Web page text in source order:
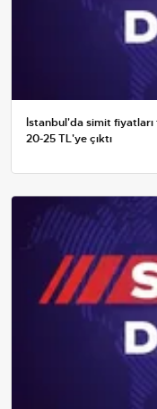
İstanbul'da simit fiyatları
20-25 TL'ye çıktı